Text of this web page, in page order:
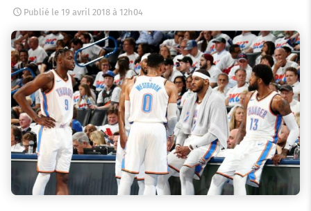
Publié le 19 avril 2018 à 12h04